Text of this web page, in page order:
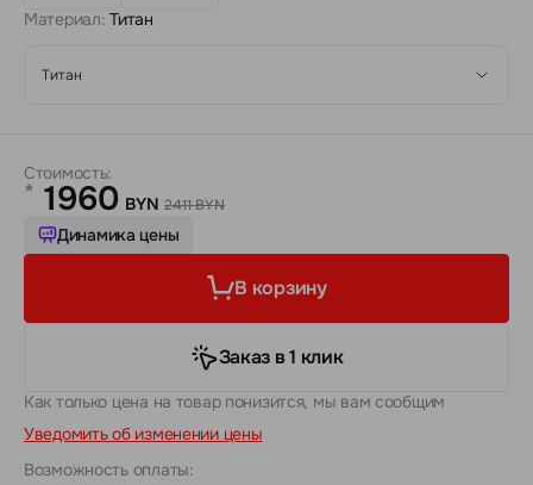
Материал: Титан
Титан
Стоимость:
* 1960 BYN 2411 BYN
Динамика цены
В корзину
Заказ в 1 клик
Как только цена на товар понизится, мы вам сообщим
Уведомить об изменении цены
Возможность оплаты: